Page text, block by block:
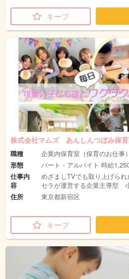
キープ
株式会社マムズ あんしんつぼみ保育
職種
企業内保育室（保育のお仕事）
形態
パート・アルバイト 時給
仕事内
容
めざましTVでも取り上げら
セラが運営する企業主導型
住所
東京都新宿区
キープ